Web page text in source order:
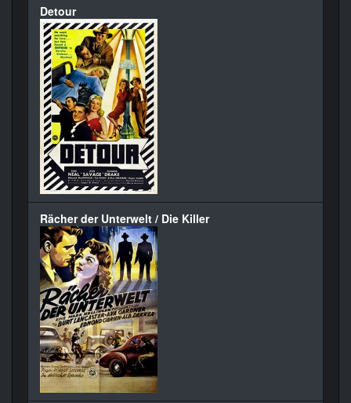
Detour
Rächer der Unterwelt / Die Killer